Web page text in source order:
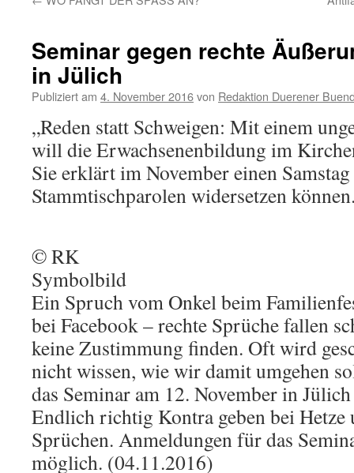
Seminar gegen rechte
in Jülich
Publiziert am 4. November 2016von Redaktion Duerener
„Reden statt Schweigen: Mit einem
will die Erwachsenenbildung im
Sie erklärt im November einen
Stammtischparolen widersetzen
© RK
Symbolbild
Ein Spruch vom Onkel beim
bei Facebook – rechte Sprüche fallen
keine Zustimmung finden. Oft wird
nicht wissen, wie wir damit umgehen
das Seminar am 12. November in
Endlich richtig Kontra geben bei Hetze
Sprüchen. Anmeldungen für das
möglich. (04.11.2016)